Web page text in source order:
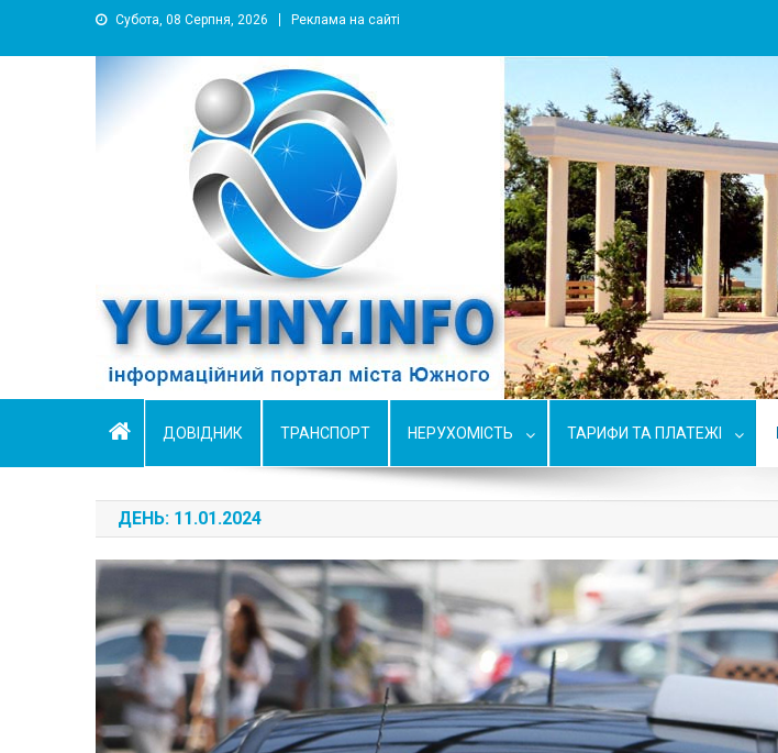
Субота, 08 Серпня, 2026 Реклама на сайті
YUZHNY.INFO
информационный портал города Южный
ДОВІДНИК ТРАНСПОРТ НЕРУХОМІСТЬ ТАРИФИ ТА ПЛАТЕЖІ
ДЕНЬ: 11.01.2024